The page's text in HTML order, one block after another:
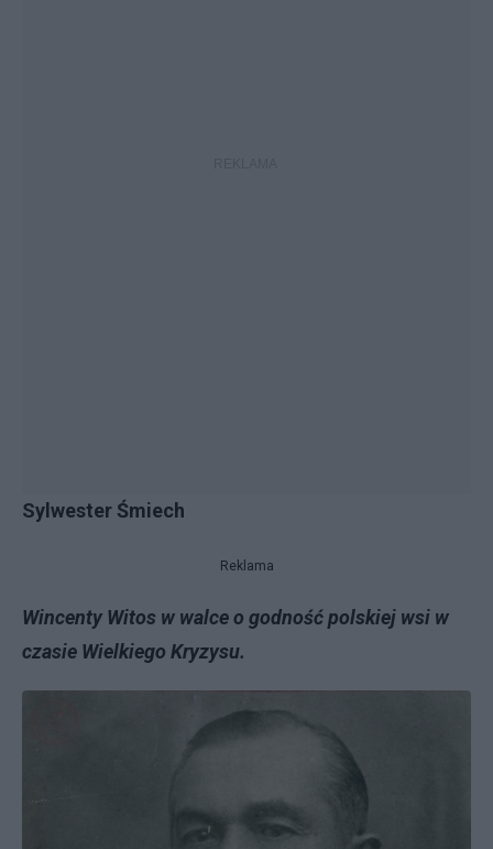
Sylwester Śmiech
Reklama
Wincenty Witos w walce o godność polskiej wsi w
czasie Wielkiego Kryzysu.